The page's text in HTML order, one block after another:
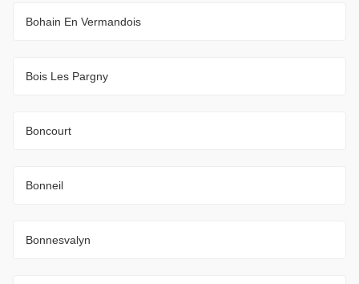
Bohain En Vermandois
Bois Les Pargny
Boncourt
Bonneil
Bonnesvalyn